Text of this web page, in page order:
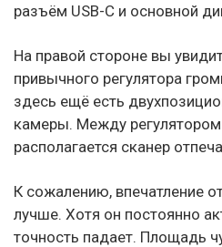
разъём USB-C и основной
На правой стороне вы
привычного регулятора
здесь ещё есть
камеры. Между
располагается сканер
К сожалению, впечатление
лучше. Хотя он постоянно
точность падает. Площадь